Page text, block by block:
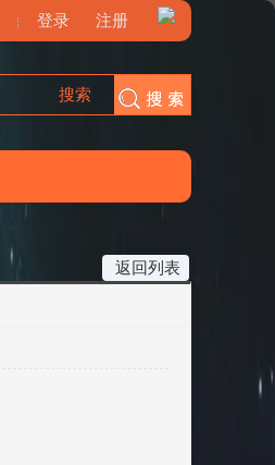
登录 注册
搜索
返回列表